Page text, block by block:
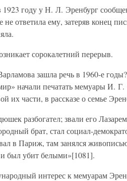
1923 году у Н. Л. Эренбург
не ответила ему, затеряв конец
сорокалетний перерыв.
зашла речь в 1960-е
начали печатать мемуары И.
их части, в рассказе о семье
разбогател; звали его
брат, стал социал-
в Париж, там занялся
был убит белыми»[1081].
интерес к мемуарам